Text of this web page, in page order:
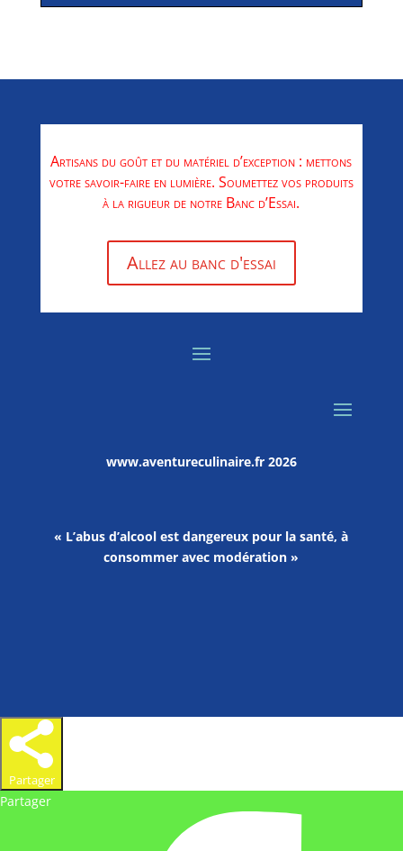
Artisans du goût et du matériel d’exception : mettons
votre savoir-faire en lumière. Soumettez vos produits
à la rigueur de notre Banc d’Essai.
Allez au banc d'essai
www.aventureculinaire.fr2026
« L’abus d’alcool est dangereux pour la santé, à
consommer avec modération »
Partager
Partager